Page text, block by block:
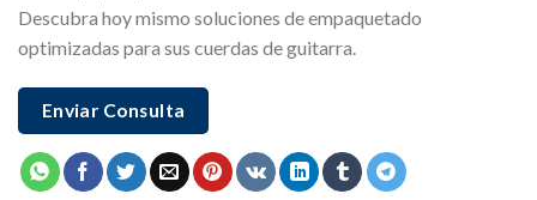
Descubra hoy mismo soluciones de empaquetado
optimizadas para sus cuerdas de guitarra.
Enviar Consulta